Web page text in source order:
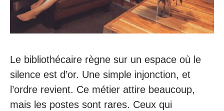
Le bibliothécaire règne sur un espace où le
silence est d’or. Une simple injonction, et
l’ordre revient. Ce métier attire beaucoup,
mais les postes sont rares. Ceux qui